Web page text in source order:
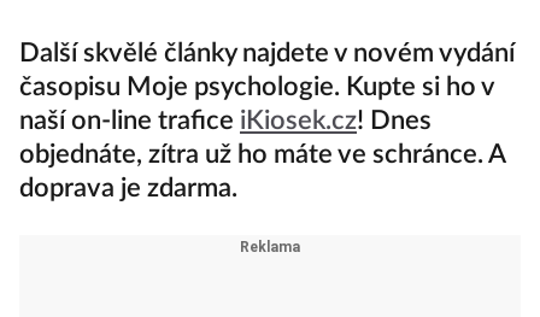
Další skvělé články najdete v novém vydání
časopisu Moje psychologie. Kupte si ho v
naší on-line trafice iKiosek.cz! Dnes
objednáte, zítra už ho máte ve schránce. A
doprava je zdarma.